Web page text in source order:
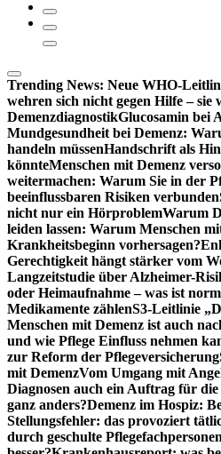
Trending News: Neue WHO-
wehren sich nicht gegen Hilfe – sie
DemenzdiagnostikGlucosamin bei
Mundgesundheit bei Demenz:
handeln müssenHandschrift als
könnteMenschen mit Demenz
weitermachen: Warum Sie in der
beeinflussbaren Risiken verbunden
nicht nur ein HörproblemWarum
leiden lassen: Warum Menschen
Krankheitsbeginn vorhersagen?
Gerechtigkeit hängt stärker vom
Langzeitstudie über Alzheimer-
oder Heimaufnahme – was ist
Medikamente zählenS3-Leitlinie
Menschen mit Demenz ist auch
und wie Pflege Einfluss nehmen
zur Reform der Pflegeversicherung
mit DemenzVom Umgang mit
Diagnosen auch ein Auftrag für die
ganz anders?Demenz im Hospiz:
Stellungsfehler: das provoziert
durch geschulte